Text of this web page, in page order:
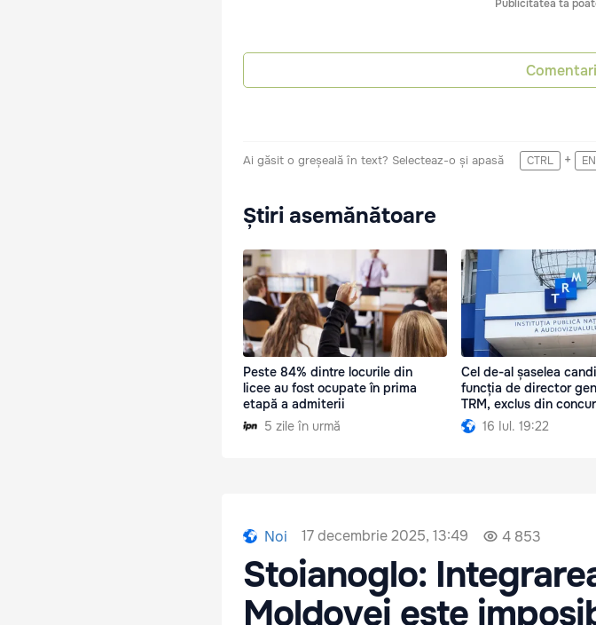
Publicitatea ta
Ai găsit o greșeală în text? Selecteaz-o și apasă CTRL +
Știri asemănătoare
Peste 84% dintre locurile din
licee au fost ocupate în prima
etapă a admiterii
5 zile în urmă
Cel de-al șaselea
funcția de director
TRM, exclus din
16 Iul. 19:22
Noi 17 decembrie 2025, 13:49 4 853
Stoianoglo:
Moldovei este